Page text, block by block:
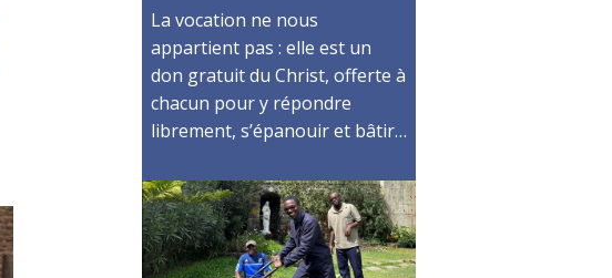
La vocation ne nous
appartient pas : elle est un
don gratuit du Christ, offerte à
chacun pour y répondre
librement, s’épanouir et bâtir…